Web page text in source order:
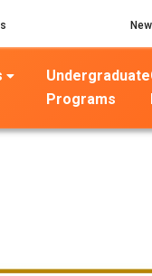
Undergraduate
Programs